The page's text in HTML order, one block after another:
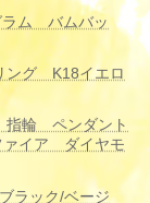
ム バムバッ
グ K18イエロ
輪 ペンダント
ァイア ダイヤモ
ラック/ベージ